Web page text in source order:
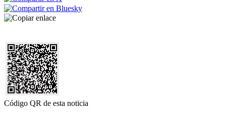
Código QR de esta noticia